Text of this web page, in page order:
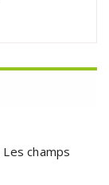
Les champs